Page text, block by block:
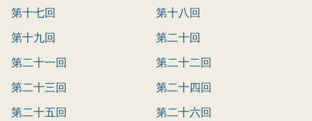
第十七回
第十八回
第十九回
第二十回
第二十一回
第二十二回
第二十三回
第二十四回
第二十五回
第二十六回